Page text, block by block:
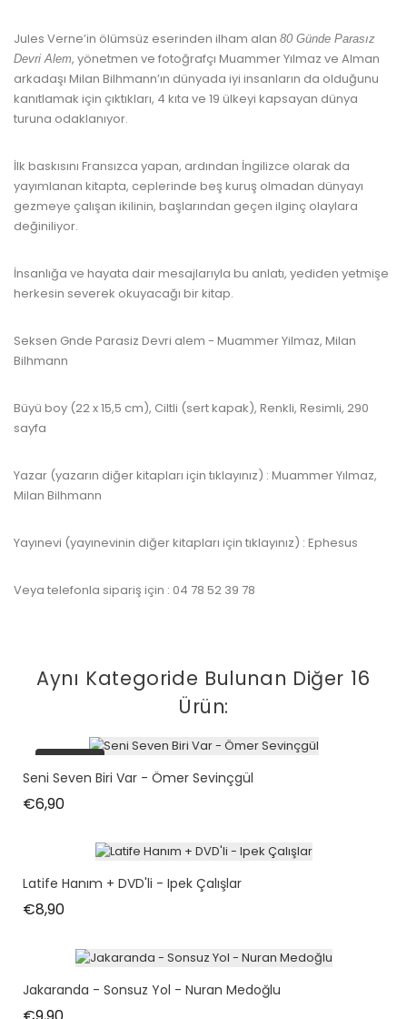
Jules Verne’in ölümsüz eserinden ilham alan 80 Günde Parasız
Devri Alem, yönetmen ve fotoğrafçı Muammer Yılmaz ve Alman
arkadaşı Milan Bilhmann’ın dünyada iyi insanların da olduğunu
kanıtlamak için çıktıkları, 4 kıta ve 19 ülkeyi kapsayan dünya
turuna odaklanıyor.
İlk baskısını Fransızca yapan, ardından İngilizce olarak da
yayımlanan kitapta, ceplerinde beş kuruş olmadan dünyayı
gezmeye çalışan ikilinin, başlarından geçen ilginç olaylara
değiniliyor.
İnsanlığa ve hayata dair mesajlarıyla bu anlatı, yediden yetmişe
herkesin severek okuyacağı bir kitap.
Seksen Gnde Parasiz Devri alem - Muammer Yilmaz, Milan
Bilhmann
Büyü boy (22 x 15,5 cm), Ciltli (sert kapak), Renkli, Resimli, 290
sayfa
Yazar (yazarın diğer kitapları için tıklayınız) : Muammer Yılmaz,
Milan Bilhmann
Yayınevi (yayınevinin diğer kitapları için tıklayınız) : Ephesus
Veya telefonla sipariş için : 04 78 52 39 78
Aynı Kategoride Bulunan Diğer 16
Ürün:
tükendi
Seni Seven Biri Var - Ömer Sevinçgül
€6,90Fiyat
Latife Hanım + DVD'li - Ipek Çalışlar
€8,90Fiyat
Jakaranda - Sonsuz Yol - Nuran Medoğlu
Fiyat